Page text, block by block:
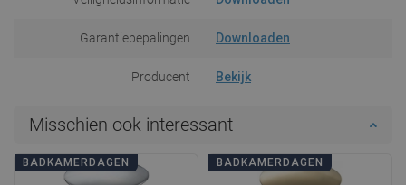
Garantiebepalingen Downloaden
Producent Bekijk
Misschien ook interessant
BADKAMERDAGEN BADKAMERDAGEN